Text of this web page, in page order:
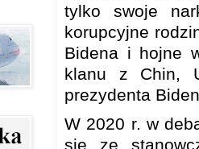
tylko swoje
korupcyjne
Bidena i hojne
klanu z Chin,
prezydenta
W 2020 r. w
się ze